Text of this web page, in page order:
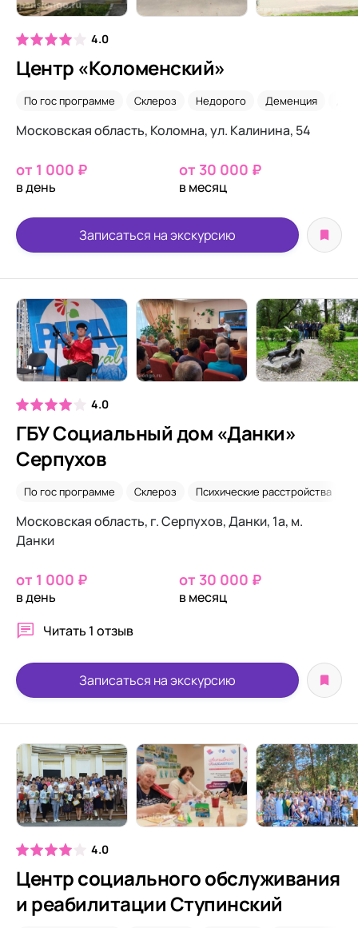
4.0
Центр «Коломенский»
По гос программе Склероз Недорого Деменция
Московская область​, Коломна, ул. Калинина, 54​
от 1 000 ₽
в день
от 30 000 ₽
в месяц
Записаться на экскурсию
4.0
ГБУ Социальный дом «Данки»
Серпухов
По гос программе Склероз Психические расстройства
Московская область, г. Серпухов, Данки, 1а, м.
Данки
от 1 000 ₽
в день
от 30 000 ₽
в месяц
Читать 1 отзыв
Записаться на экскурсию
4.0
Центр социального обслуживания
и реабилитации Ступинский